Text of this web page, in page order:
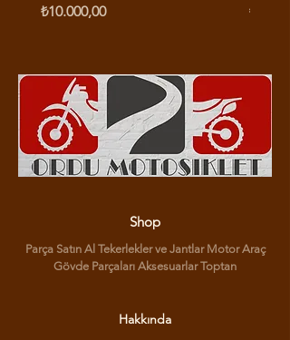
Fiyat
₺10.000,00
Fiyat
₺950,00
Shop
Parça Satın Al Tekerlekler ve Jantlar Motor Araç
Gövde Parçaları Aksesuarlar Toptan
Hakkında